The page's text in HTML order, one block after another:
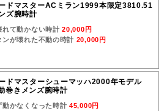
ドマスターACミラン1999本限定3810.51
ズ腕時計
れて動かない時計20,000円
ンが壊れた不動の時計 20,000円
ドマスターシューマッハ2000年モデル
巻きメンズ腕時計
動かなくなった時計45,000円